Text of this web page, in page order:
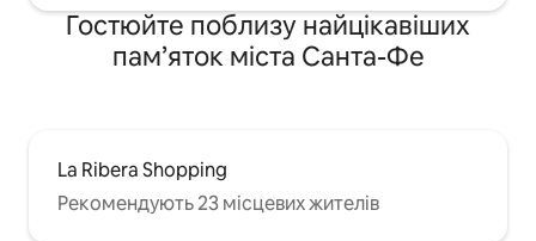
Гостюйте поблизу найцікавіших
пам’яток міста Санта-Фе
La Ribera Shopping
Рекомендують 23 місцевих жителів